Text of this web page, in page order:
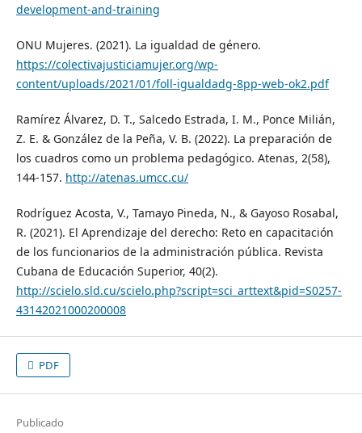
development-and-training
ONU Mujeres. (2021). La igualdad de género.
https://colectivajusticiamujer.org/wp-
content/uploads/2021/01/foll-igualdadg-8pp-web-ok2.pdf
Ramírez Álvarez, D. T., Salcedo Estrada, I. M., Ponce Milián,
Z. E. & González de la Peña, V. B. (2022). La preparación de
los cuadros como un problema pedagógico. Atenas, 2(58),
144-157. http://atenas.umcc.cu/
Rodríguez Acosta, V., Tamayo Pineda, N., & Gayoso Rosabal,
R. (2021). El Aprendizaje del derecho: Reto en capacitación
de los funcionarios de la administración pública. Revista
Cubana de Educación Superior, 40(2).
http://scielo.sld.cu/scielo.php?script=sci_arttext&pid=S0257-
43142021000200008
PDF
Publicado